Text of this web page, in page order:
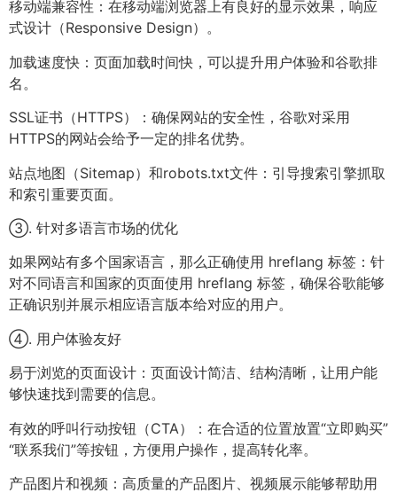
移动端兼容性：在移动端浏览器上有良好的显示效果，响应
式设计（Responsive Design）。
加载速度快：页面加载时间快，可以提升用户体验和谷歌排
名。
SSL证书（HTTPS）：确保网站的安全性，谷歌对采用
HTTPS的网站会给予一定的排名优势。
站点地图（Sitemap）和robots.txt文件：引导搜索引擎抓取
和索引重要页面。
③. 针对多语言市场的优化
如果网站有多个国家语言，那么正确使用 hreflang 标签：针
对不同语言和国家的页面使用 hreflang 标签，确保谷歌能够
正确识别并展示相应语言版本给对应的用户。
④. 用户体验友好
易于浏览的页面设计：页面设计简洁、结构清晰，让用户能
够快速找到需要的信息。
有效的呼叫行动按钮（CTA）：在合适的位置放置“立即购买”
“联系我们”等按钮，方便用户操作，提高转化率。
产品图片和视频：高质量的产品图片、视频展示能够帮助用